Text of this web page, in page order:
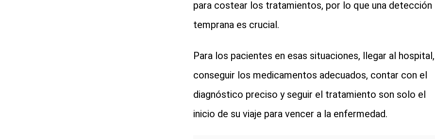
para costear los tratamientos, por lo que una detección
temprana es crucial.
Para los pacientes en esas situaciones, llegar al hospital,
conseguir los medicamentos adecuados, contar con el
diagnóstico preciso y seguir el tratamiento son solo el
inicio de su viaje para vencer a la enfermedad.